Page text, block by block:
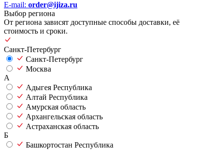
E-mail: order@ijiza.ru
Выбор региона
От региона зависят доступные способы доставки, её
стоимость и сроки.
Санкт-Петербург
Санкт-Петербург
Москва
А
Адыгея Республика
Алтай Республика
Амурская область
Архангельская область
Астраханская область
Б
Башкортостан Республика